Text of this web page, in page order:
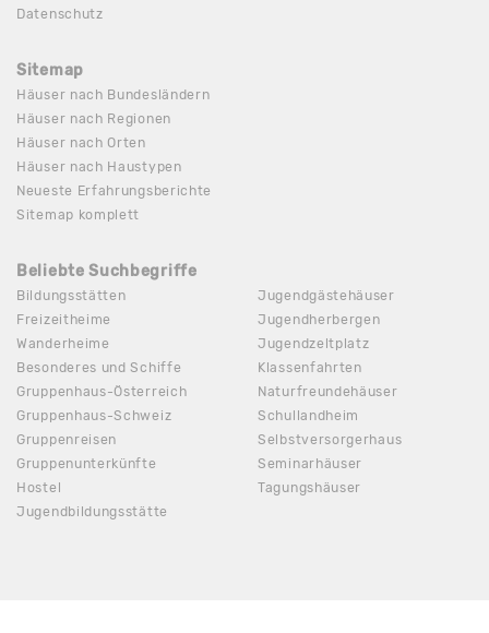
Datenschutz
Sitemap
Häuser nach Bundesländern
Häuser nach Regionen
Häuser nach Orten
Häuser nach Haustypen
Neueste Erfahrungsberichte
Sitemap komplett
Beliebte Suchbegriffe
Bildungsstätten
Freizeitheime
Wanderheime
Besonderes und Schiffe
Gruppenhaus-Österreich
Gruppenhaus-Schweiz
Gruppenreisen
Gruppenunterkünfte
Hostel
Jugendbildungsstätte
Jugendgästehäuser
Jugendherbergen
Jugendzeltplatz
Klassenfahrten
Naturfreundehäuser
Schullandheim
Selbstversorgerhaus
Seminarhäuser
Tagungshäuser